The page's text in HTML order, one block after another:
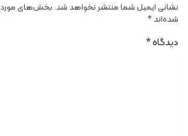
نشانی ایمیل شما منتشر نخواهد شد. بخش‌های
شده‌اند*
دیدگاه*